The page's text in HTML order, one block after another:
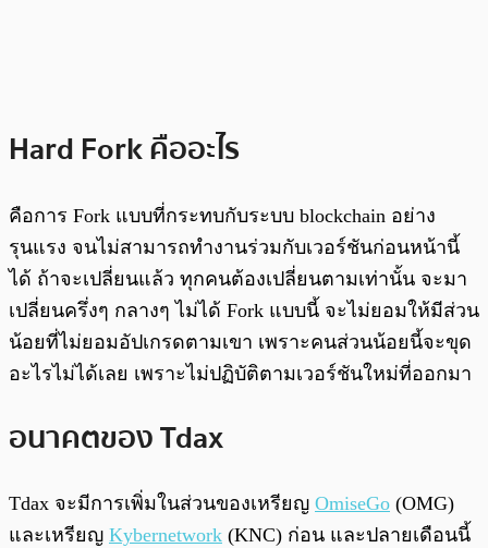
Hard Fork คืออะไร
คือการ Fork แบบที่กระทบกับระบบ blockchain อย่าง
รุนแรง จนไม่สามารถทำงานร่วมกับเวอร์ชันก่อนหน้านี้
ได้ ถ้าจะเปลี่ยนแล้ว ทุกคนต้องเปลี่ยนตามเท่านั้น จะมา
เปลี่ยนครึ่งๆ กลางๆ ไม่ได้ Fork แบบนี้ จะไม่ยอมให้มีส่วน
น้อยที่ไม่ยอมอัปเกรดตามเขา เพราะคนส่วนน้อยนี้จะขุด
อะไรไม่ได้เลย เพราะไม่ปฏิบัติตามเวอร์ชันใหม่ที่ออกมา
อนาคตของ Tdax
Tdax จะมีการเพิ่มในส่วนของเหรียญ OmiseGo (OMG)
และเหรียญ Kybernetwork (KNC) ก่อน และปลายเดือนนี้